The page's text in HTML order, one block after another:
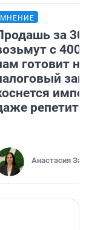
МНЕНИЕ
за
с
готовит
Анастасия